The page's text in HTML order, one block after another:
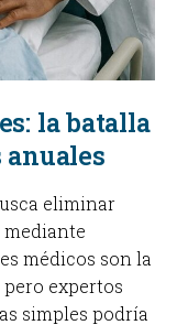
la batalla
anuales
eliminar
médicos son la
pero expertos
simples podría